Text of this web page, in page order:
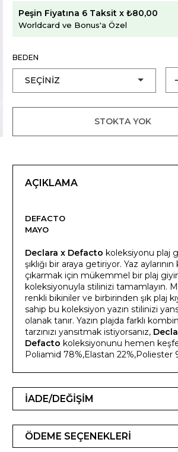
Peşin Fiyatına 6 Taksit x ₺80,00
Worldcard ve Bonus'a Özel
BEDEN
STOKTA YOK
AÇIKLAMA
DEFACTO
MAYO
Declara x Defacto koleksiyonu plaj
şıklığı bir araya getiriyor. Yaz
çıkarmak için mükemmel bir plaj
koleksiyonuyla stilinizi tamamlayın.
renkli bikiniler ve birbirinden şık plaj
sahip bu koleksiyon yazın stilinizi
olanak tanır. Yazın plajda farklı
tarzınızı yansıtmak istiyorsanız,
Defacto koleksiyonunu hemen
Poliamid 78%,Elastan 22%,Poliester
İADE/DEĞİŞİM
ÖDEME SEÇENEKLERİ